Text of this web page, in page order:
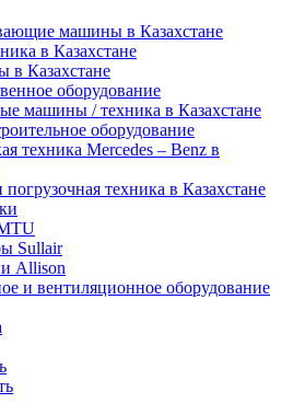
машины в Казахстане
в Казахстане
в Казахстане
оборудование
машины / техника в Казахстане
оборудование
техника Mercedes – Benz в
погрузочная техника в Казахстане
Sullair
Allison
и вентиляционное оборудование